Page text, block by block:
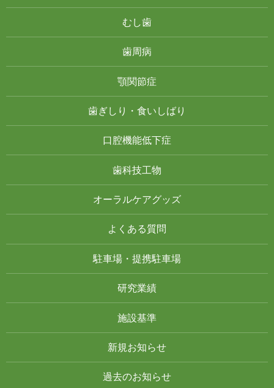
むし歯
歯周病
顎関節症
歯ぎしり・食いしばり
口腔機能低下症
歯科技工物
オーラルケアグッズ
よくある質問
駐車場・提携駐車場
研究業績
施設基準
新規お知らせ
過去のお知らせ